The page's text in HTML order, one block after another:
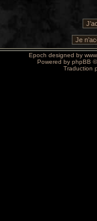
Epoch designed by
Powered by phpBB
Traduction